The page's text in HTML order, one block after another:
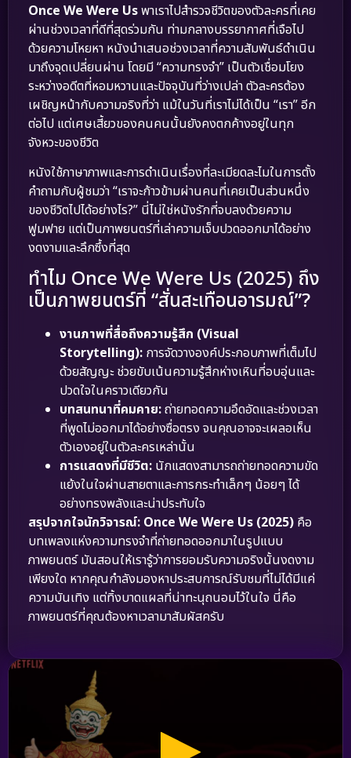
Once We Were Usพาเราไปสำรวจชีวิตของตัวละครที่เคย
ผ่านช่วงเวลาที่ดีที่สุดร่วมกัน ท่ามกลางบรรยากาศที่เจือไป
ด้วยความโหยหา หนังนำเสนอช่วงเวลาที่ความสัมพันธ์ดำเนิน
มาถึงจุดเปลี่ยนผ่าน โดยมี “ความทรงจำ” เป็นตัวเชื่อมโยง
ระหว่างอดีตที่หอมหวานและปัจจุบันที่ว่างเปล่า ตัวละครต้อง
เผชิญหน้ากับความจริงที่ว่า แม้ในวันที่เราไม่ได้เป็น “เรา” อีก
ต่อไป แต่เศษเสี้ยวของคนคนนั้นยังคงตกค้างอยู่ในทุก
จังหวะของชีวิต
หนังใช้ภาษาภาพและการดำเนินเรื่องที่ละเมียดละไมในการตั้ง
คำถามกับผู้ชมว่า “เราจะก้าวข้ามผ่านคนที่เคยเป็นส่วนหนึ่ง
ของชีวิตไปได้อย่างไร?” นี่ไม่ใช่หนังรักที่จบลงด้วยความ
ฟูมฟาย แต่เป็นภาพยนตร์ที่เล่าความเจ็บปวดออกมาได้อย่าง
งดงามและลึกซึ้งที่สุด
ทำไม Once We Were Us (2025) ถึง
เป็นภาพยนตร์ที่ “สั่นสะเทือนอารมณ์”?
งานภาพที่สื่อถึงความรู้สึก (Visual
Storytelling): การจัดวางองค์ประกอบภาพที่เต็มไป
ด้วยสัญญะ ช่วยขับเน้นความรู้สึกห่างเหินที่อบอุ่นและ
ปวดใจในคราวเดียวกัน
บทสนทนาที่คมคาย:ถ่ายทอดความอึดอัดและช่วงเวลา
ที่พูดไม่ออกมาได้อย่างซื่อตรง จนคุณอาจจะเผลอเห็น
ตัวเองอยู่ในตัวละครเหล่านั้น
การแสดงที่มีชีวิต: นักแสดงสามารถถ่ายทอดความขัด
แย้งในใจผ่านสายตาและการกระทำเล็กๆ น้อยๆ ได้
อย่างทรงพลังและน่าประทับใจ
สรุปจากใจนักวิจารณ์: Once We Were Us (2025) คือ
บทเพลงแห่งความทรงจำที่ถ่ายทอดออกมาในรูปแบบ
ภาพยนตร์ มันสอนให้เรารู้ว่าการยอมรับความจริงนั้นงดงาม
เพียงใด หากคุณกำลังมองหาประสบการณ์รับชมที่ไม่ได้มีแค่
ความบันเทิง แต่ทิ้งบาดแผลที่น่าทะนุถนอมไว้ในใจ นี่คือ
ภาพยนตร์ที่คุณต้องหาเวลามาสัมผัสครับ